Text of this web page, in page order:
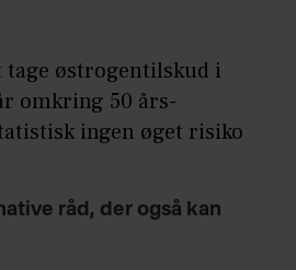
østrogentilskud i
omkring 50 års-
ingen øget risiko
råd, der også kan